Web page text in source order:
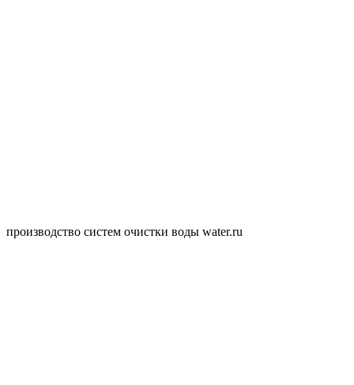
производство систем очистки воды water.ru